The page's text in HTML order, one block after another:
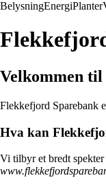
BelysningEnergiPlanter
Velkommen
Flekkefjord Sparebank
Hva kan
Vi tilbyr et bredt